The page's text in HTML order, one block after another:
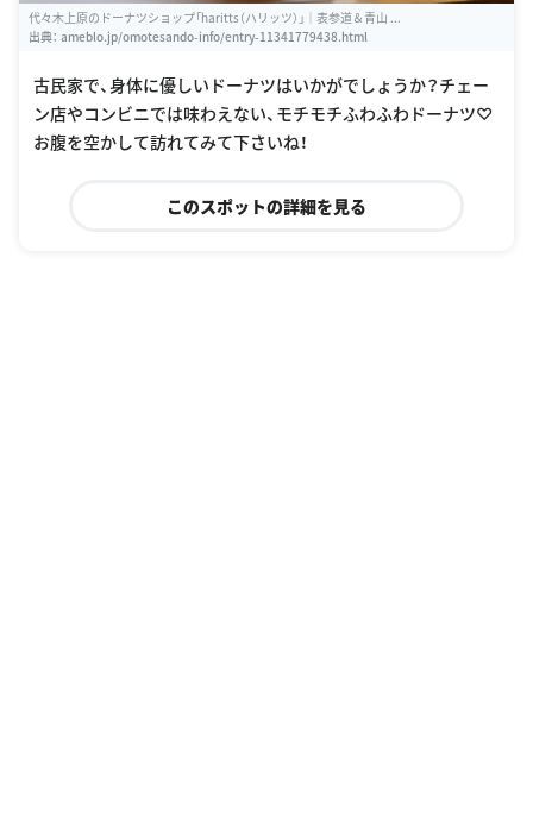
代々木上原のドーナツショップ「haritts（ハリッツ）」｜表参道＆青山 ...
出典： ameblo.jp/omotesando-info/entry-11341779438.html
古民家で、身体に優しいドーナツはいかがでしょうか？チェー
ン店やコンビニでは味わえない、モチモチふわふわドーナツ♡
お腹を空かして訪れてみて下さいね！
このスポットの詳細を見る